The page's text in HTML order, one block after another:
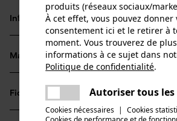
Avant-bras et fentes pour aération
KOX : de larges fentes d’aération
repsirante au niveau des avant-bras
circulation d’air ininterrompue
Aération et bandes réfléchissantes
doublure intérieure en maille
réfléchissant et bandes
dorsale
Informations sur le produit
Détails du produit
Type de manche
manches longues
Matériau & entretien
Matériau
Fiches techniques
Fiche de données de sécurité du
produits (réseaux sociaux/
À cet effet, vous pouvez donner
consentement ici et le retirer à
moment. Vous trouverez de
informations à ce sujet dans
Politique de confidentialité.
Autoriser tous les
Cookies nécessaires | Cookies
Une erreur s'est produite.
essayer encore.
partager
partager